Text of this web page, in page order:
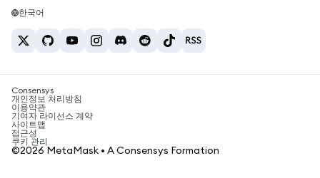
채용
테더 가격
BTC를 INR로 환전
ETH를 USDT로 환전
USDT 매수
SHIB 매수
BNB 매수
솔라나 지갑
암호화폐 세금 뉴스
암호화폐 매수 방법
비트코인 매도 방법
한국어
Consensys
개인정보 처리방침
이용약관
기여자 라이선스 계약
사이트맵
접근성
쿠키 관리
©2026 MetaMask • A Consensys Formation